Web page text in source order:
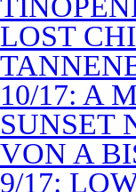
LOST
10/17: A
SUNSET
VON A
9/17: